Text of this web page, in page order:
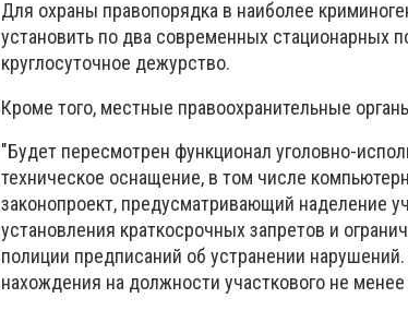
Для охраны правопорядка в наиболее
установить по два современных стационарных
круглосуточное дежурство.
Кроме того, местные правоохранительные
"Будет пересмотрен функционал уголовно-
техническое оснащение, в том числе
законопроект, предусматривающий наделение
установления краткосрочных запретов и
полиции предписаний об устранении
нахождения на должности участкового не